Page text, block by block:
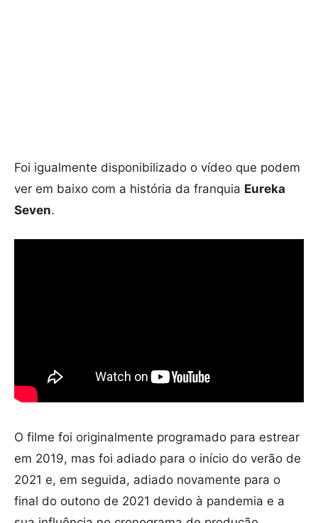
Foi igualmente disponibilizado o vídeo que podem
ver em baixo com a história da franquia Eureka
Seven.
O filme foi originalmente programado para estrear
em 2019, mas foi adiado para o início do verão de
2021 e, em seguida, adiado novamente para o
final do outono de 2021 devido à pandemia e a